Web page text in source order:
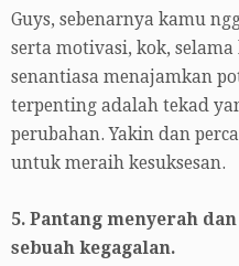
Guys, sebenarnya kamu
serta motivasi, kok,
senantiasa menajamkan
terpenting adalah tekad
perubahan. Yakin dan
untuk meraih kesuksesan.
5. Pantang menyerah
sebuah kegagalan.